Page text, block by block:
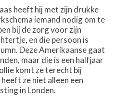
heeft hij met zijn drukke
iemand nodig om te
bij de zorg voor zijn
en die persoon is
Deze Amerikaanse gaat
maar die is een halfjaar
komt ze terecht bij
ze niet alleen een
in Londen.